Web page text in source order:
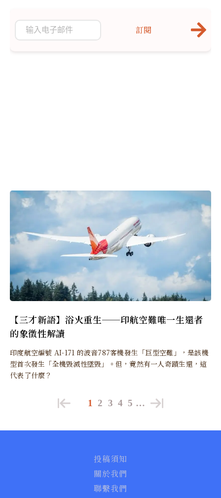
【三才新語】浴火重生──印航空難唯一生還者
的象徵性解讀
印度航空編號 AI-171 的波音787客機發生「巨型空難」，是該機
型首次發生「全機毀滅性墜毀」。但，竟然有一人奇蹟生還，這
代表了什麼？
訂閱
1 2 3 4 5 …
投稿須知
關於我們
聯繫我們